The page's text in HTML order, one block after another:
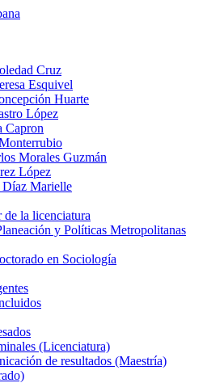
Cruz
Esquivel
Huarte
López
Capron
Morales Guzmán
López
Díaz Marielle
la licenciatura
y Políticas Metropolitanas
en Sociología
(Licenciatura)
de resultados (Maestría)